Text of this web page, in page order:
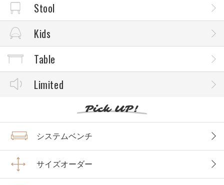
Stool
Kids
Table
Limited
システムベンチ
サイズオーダー